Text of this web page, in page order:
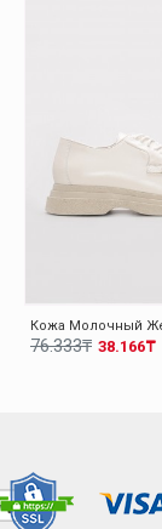
38.166₸
76.333₸